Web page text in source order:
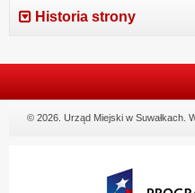
Historia strony
© 2026. Urząd Miejski w Suwałkach.